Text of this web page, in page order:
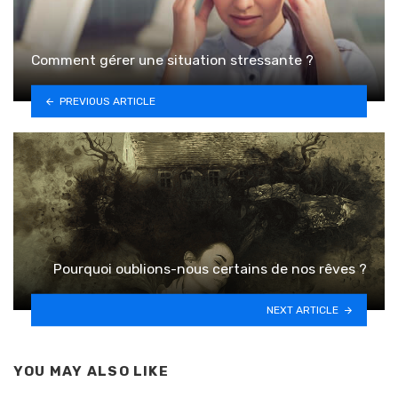
Comment gérer une situation stressante ?
PREVIOUS ARTICLE
Pourquoi oublions-nous certains de nos rêves ?
NEXT ARTICLE
YOU MAY ALSO LIKE